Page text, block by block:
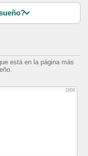
está en la página más
1000